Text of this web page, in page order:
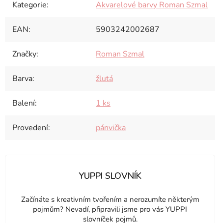
Kategorie: Akvarelové barvy Roman Szmal
EAN: 5903242002687
Značky: Roman Szmal
Barva: žlutá
Balení: 1 ks
Provedení: pánvička
YUPPI SLOVNÍK
Začínáte s kreativním tvořením a nerozumíte některým
pojmům? Nevadí, připravili jsme pro vás YUPPI
slovníček pojmů.